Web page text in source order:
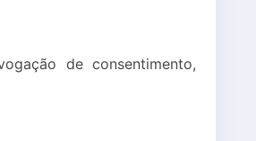
de consentimento,